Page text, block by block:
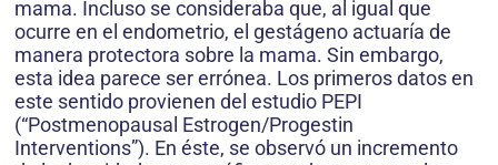
mama. Incluso se consideraba que, al igual que
ocurre en el endometrio, el gestágeno actuaría de
manera protectora sobre la mama. Sin embargo,
esta idea parece ser errónea. Los primeros datos en
este sentido provienen del estudio PEPI
(“Postmenopausal Estrogen/Progestin
Interventions”). En éste, se observó un incremento